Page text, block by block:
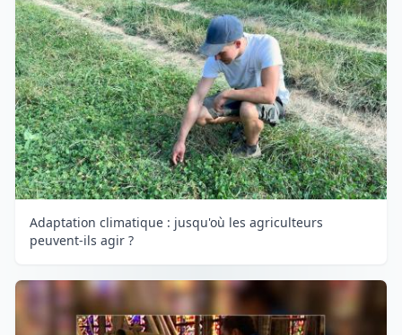
Adaptation climatique : jusqu'où les agriculteurs
peuvent-ils agir ?